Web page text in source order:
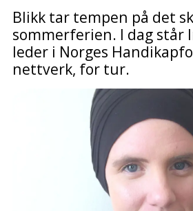
Blikk tar tempen på det
sommerferien. I dag står
leder i Norges
nettverk, for tur.